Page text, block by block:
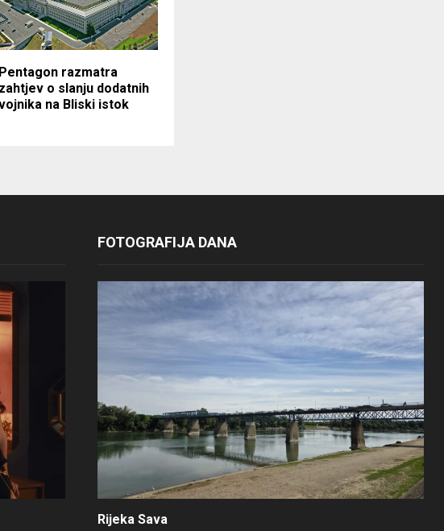
Pentagon razmatra
zahtjev o slanju dodatnih
na Bliski istok
FOTOGRAFIJA DANA
Rijeka Sava